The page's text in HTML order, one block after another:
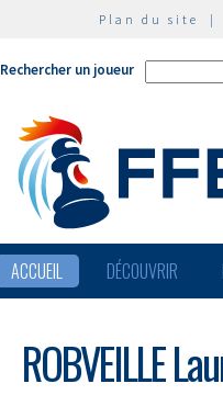
Plan du site |
Rechercher un joueur
ACCUEIL DÉCOUVRIR
ROBVEILLE